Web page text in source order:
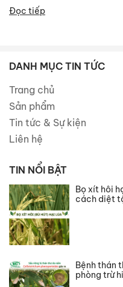
bởi sâu hại...
Đọc tiếp
DANH MỤC TIN TỨC
Trang chủ
Sản phẩm
Tin tức & Sự kiện
Liên hệ
TIN NỔI BẬT
Bọ xít hôi
cách diệt
Bệnh thán
phòng trừ